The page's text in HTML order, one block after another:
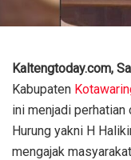
Kaltengtoday.com,
Kabupaten
ini menjadi perhatian
Hurung yakni H
mengajak